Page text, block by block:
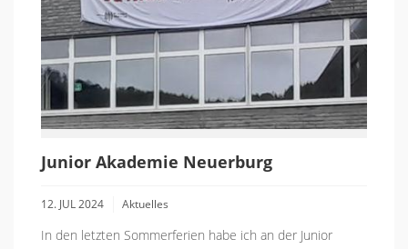
Junior Akademie Neuerburg
12. JUL 2024 Aktuelles
In den letzten Sommerferien habe ich an der Junior